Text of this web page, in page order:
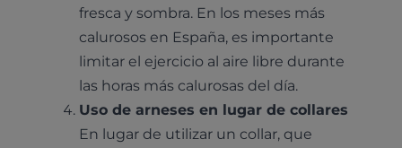
fresca y sombra. En los meses más
calurosos en España, es importante
limitar el ejercicio al aire libre durante
las horas más calurosas del día.
Uso de arneses en lugar de collares
En lugar de utilizar un collar, que